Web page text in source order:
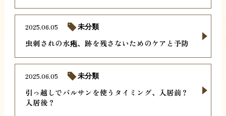
虫刺されの水疱、跡を残さないためのケアと予防
2025.06.05 未分類
引っ越しでバルサンを使うタイミング、入居前？
入居後？
2025.06.05 未分類